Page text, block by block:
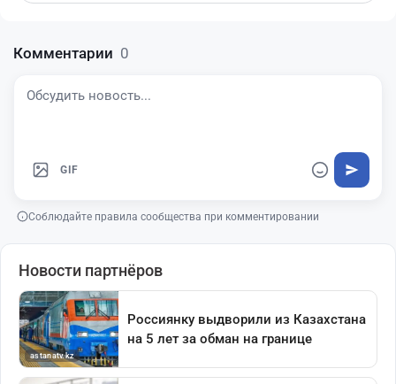
Комментарии 0
GIF
Соблюдайте правила сообщества при комментировании